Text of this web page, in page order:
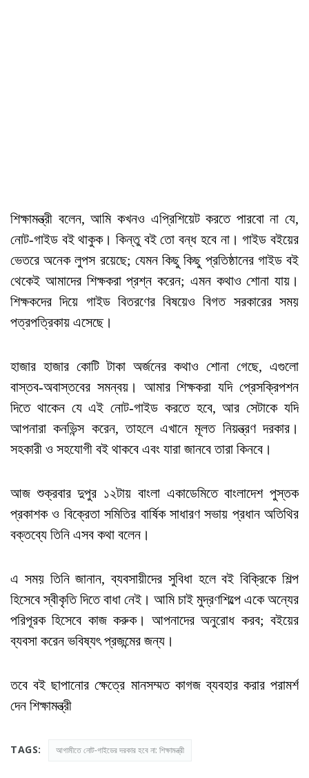
শিক্ষামন্ত্রী বলেন, আমি কখনও এপ্রিশিয়েট করতে পারবো না যে,
নোট-গাইড বই থাকুক। কিন্তু বই তো বন্ধ হবে না। গাইড বইয়ের
ভেতরে অনেক লুপস রয়েছে; যেমন কিছু কিছু প্রতিষ্ঠানের গাইড বই
থেকেই আমাদের শিক্ষকরা প্রশ্ন করেন; এমন কথাও শোনা যায়।
শিক্ষকদের দিয়ে গাইড বিতরণের বিষয়েও বিগত সরকারের সময়
পত্রপত্রিকায় এসেছে।
হাজার হাজার কোটি টাকা অর্জনের কথাও শোনা গেছে, এগুলো
বাস্তব-অবাস্তবের সমন্বয়। আমার শিক্ষকরা যদি প্রেসক্রিপশন
দিতে থাকেন যে এই নোট-গাইড করতে হবে, আর সেটাকে যদি
আপনারা কনভিন্স করেন, তাহলে এখানে মূলত নিয়ন্ত্রণ দরকার।
সহকারী ও সহযোগী বই থাকবে এবং যারা জানবে তারা কিনবে।
আজ শুক্রবার দুপুর ১২টায় বাংলা একাডেমিতে বাংলাদেশ পুস্তক
প্রকাশক ও বিক্রেতা সমিতির বার্ষিক সাধারণ সভায় প্রধান অতিথির
বক্তব্যে তিনি এসব কথা বলেন।
এ সময় তিনি জানান, ব্যবসায়ীদের সুবিধা হলে বই বিক্রিকে শিল্প
হিসেবে স্বীকৃতি দিতে বাধা নেই। আমি চাই মুদ্রণশিল্পে একে অন্যের
পরিপূরক হিসেবে কাজ করুক। আপনাদের অনুরোধ করব; বইয়ের
ব্যবসা করেন ভবিষ্যৎ প্রজন্মের জন্য।
তবে বই ছাপানোর ক্ষেত্রে মানসম্মত কাগজ ব্যবহার করার পরামর্শ
দেন শিক্ষামন্ত্রী
TAGS: আগামীতে নোট-গাইডের দরকার হবে না: শিক্ষামন্ত্রী